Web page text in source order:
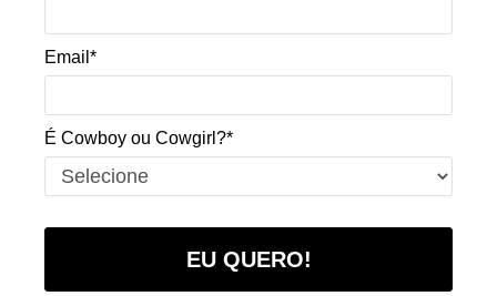
Email*
É Cowboy ou Cowgirl?*
EU QUERO!